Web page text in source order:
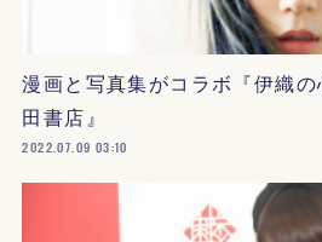
漫画と写真集がコラボ『伊織
田書店』
2022.07.09 03:10